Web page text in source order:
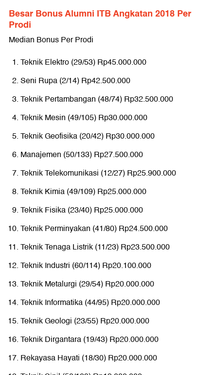
Besar Bonus Alumni ITB Angkatan 2018 Per
Prodi
Median Bonus Per Prodi
Teknik Elektro (29/53) Rp45.000.000
Seni Rupa (2/14) Rp42.500.000
Teknik Pertambangan (48/74) Rp32.500.000
Teknik Mesin (49/105) Rp30.000.000
Teknik Geofisika (20/42) Rp30.000.000
Manajemen (50/133) Rp27.500.000
Teknik Telekomunikasi (12/27) Rp25.900.000
Teknik Kimia (49/109) Rp25.000.000
Teknik Fisika (23/40) Rp25.000.000
Teknik Perminyakan (41/80) Rp24.500.000
Teknik Tenaga Listrik (11/23) Rp23.500.000
Teknik Industri (60/114) Rp20.100.000
Teknik Metalurgi (29/54) Rp20.000.000
Teknik Informatika (44/95) Rp20.000.000
Teknik Geologi (23/55) Rp20.000.000
Teknik Dirgantara (19/43) Rp20.000.000
Rekayasa Hayati (18/30) Rp20.000.000